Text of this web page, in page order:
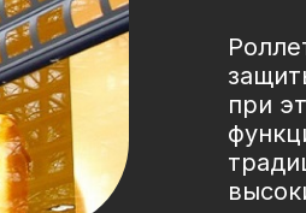
при